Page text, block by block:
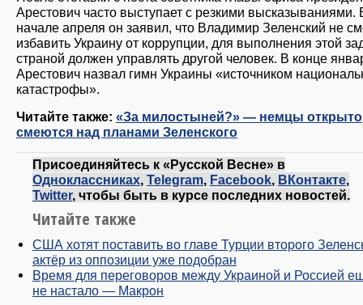
Арестович часто выступает с резкими высказываниями.
начале апреля он заявил, что Владимир Зеленский не
избавить Украину от коррупции, для выполнения этой
страной должен управлять другой человек. В конце
Арестович назвал гимн Украины «источником
катастрофы».
Читайте также: «За милостыней?» — немцы открыто
смеются над планами Зеленского
Присоединяйтесь к «Русской Весне» в
Одноклассниках, Telegram, Facebook, ВКонтакте,
Twitter, чтобы быть в курсе последних новостей.
Читайте также
США хотят поставить во главе Турции второго
актёр из оппозиции уже подобран
Время для переговоров между Украиной и Россией
не настало — Макрон